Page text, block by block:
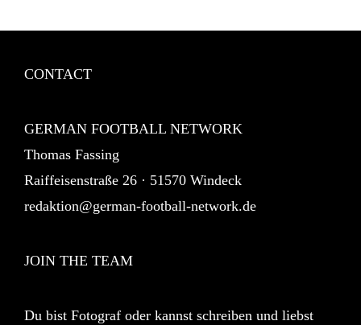
CONTACT
GERMAN FOOTBALL NETWORK
Thomas Fassing
Raiffeisenstraße 26 · 51570 Windeck
redaktion@german-football-network.de
JOIN THE TEAM
Du bist Fotograf oder kannst schreiben und liebst